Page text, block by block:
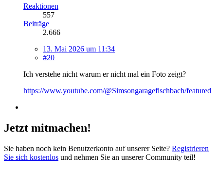
Reaktionen
557
Beiträge
2.666
13. Mai 2026 um 11:34
#20
Ich verstehe nicht warum er nicht mal ein Foto zeigt?
https://www.youtube.com/@Simsongaragefischbach/featured
Jetzt mitmachen!
Sie haben noch kein Benutzerkonto auf unserer Seite? Registrieren
Sie sich kostenlos und nehmen Sie an unserer Community teil!